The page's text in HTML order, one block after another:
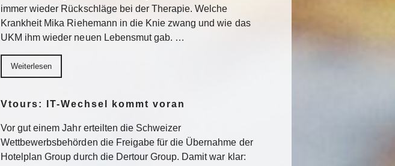
immer wieder Rückschläge bei der Therapie. Welche
Krankheit Mika Riehemann in die Knie zwang und wie das
UKM ihm wieder neuen Lebensmut gab. …
Weiterlesen
Vtours: IT-Wechsel kommt voran
Vor gut einem Jahr erteilten die Schweizer
Wettbewerbsbehörden die Freigabe für die Übernahme der
Hotelplan Group durch die Dertour Group. Damit war klar: